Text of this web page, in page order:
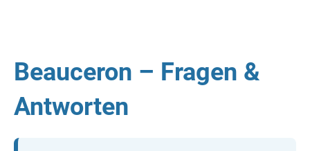
Beauceron – Fragen &
Antworten